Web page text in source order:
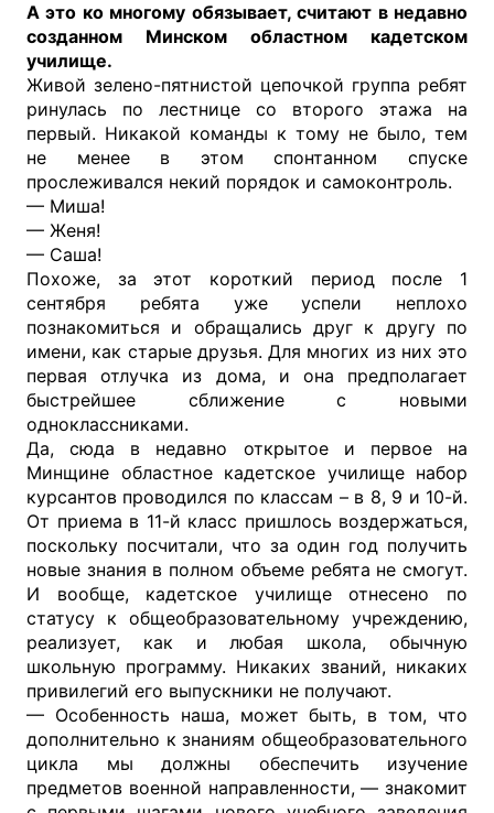
А это ко многому обязывает, считают в недавно
созданном Минском областном кадетском
училище.
Живой зелено-пятнистой цепочкой группа ребят
ринулась по лестнице со второго этажа на
первый. Никакой команды к тому не было, тем
не менее в этом спонтанном спуске
прослеживался некий порядок и самоконтроль.
— Миша!
— Женя!
— Саша!
Похоже, за этот короткий период после 1
сентября ребята уже успели неплохо
познакомиться и обращались друг к другу по
имени, как старые друзья. Для многих из них это
первая отлучка из дома, и она предполагает
быстрейшее сближение с новыми
одноклассниками.
Да, сюда в недавно открытое и первое на
Минщине областное кадетское училище набор
курсантов проводился по классам – в 8, 9 и 10-й.
От приема в 11-й класс пришлось воздержаться,
поскольку посчитали, что за один год получить
новые знания в полном объеме ребята не смогут.
И вообще, кадетское училище отнесено по
статусу к общеобразовательному учреждению,
реализует, как и любая школа, обычную
школьную программу. Никаких званий, никаких
привилегий его выпускники не получают.
— Особенность наша, может быть, в том, что
дополнительно к знаниям общеобразовательного
цикла мы должны обеспечить изучение
предметов военной направленности, — знакомит